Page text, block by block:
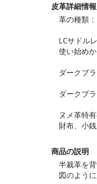
皮革詳細情報
革の種類
LCサドル
使い始め
ダークブ
ダークブ
ヌメ革特
財布、小
商品の説明
半裁革を
図のよう